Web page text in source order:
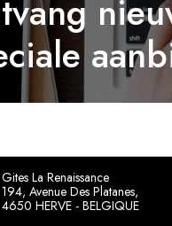
Gites La Renaissance
194, Avenue Des Platanes,
4650 HERVE - BELGIQUE